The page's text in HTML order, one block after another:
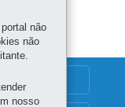
p
não
não
nosso